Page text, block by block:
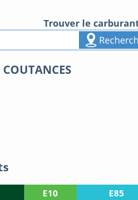
Trouver le
E10 E85